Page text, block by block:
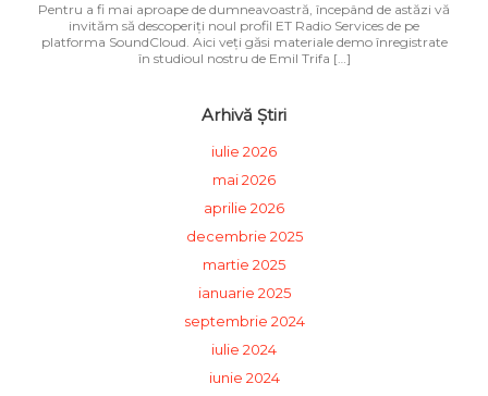
Pentru a fi mai aproape de dumneavoastră, începând de astăzi vă
invităm să descoperiți noul profil ET Radio Services de pe
platforma SoundCloud. Aici veți găsi materiale demo înregistrate
în studioul nostru de Emil Trifa […]
Arhivă Știri
iulie 2026
mai 2026
aprilie 2026
decembrie 2025
martie 2025
ianuarie 2025
septembrie 2024
iulie 2024
iunie 2024